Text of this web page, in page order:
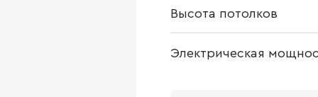
Высота потолков
Электрическая